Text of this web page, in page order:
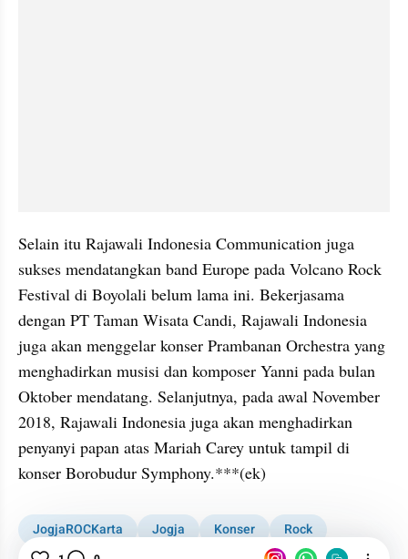
Selain itu Rajawali Indonesia Communication juga
sukses mendatangkan band Europe pada Volcano Rock
Festival di Boyolali belum lama ini. Bekerjasama
dengan PT Taman Wisata Candi, Rajawali Indonesia
juga akan menggelar konser Prambanan Orchestra yang
menghadirkan musisi dan komposer Yanni pada bulan
Oktober mendatang. Selanjutnya, pada awal November
2018, Rajawali Indonesia juga akan menghadirkan
penyanyi papan atas Mariah Carey untuk tampil di
konser Borobudur Symphony.***(ek)
JogjaROCKarta Jogja Konser
Rock